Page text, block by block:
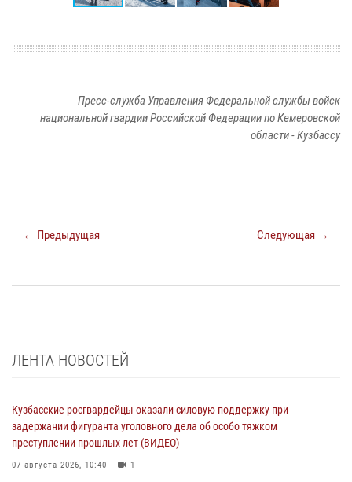
Пресс-служба Управления Федеральной службы войск
национальной гвардии Российской Федерации по Кемеровской
области - Кузбассу
← Предыдущая Следующая →
ЛЕНТА НОВОСТЕЙ
Кузбасские росгвардейцы оказали силовую поддержку при
задержании фигуранта уголовного дела об особо тяжком
преступлении прошлых лет (ВИДЕО)
07 августа 2026, 10:40 1